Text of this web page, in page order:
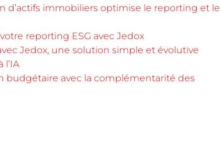
d’actifs immobiliers optimise le reporting et le
reporting ESG avec Jedox
Jedox, une solution simple et évolutive
budgétaire avec la complémentarité des